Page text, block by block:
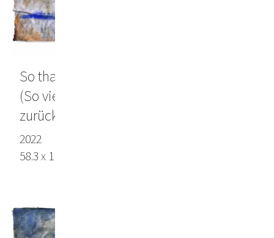
So that's how far we've already come?
(So viel Weg also haben wir schon
zurückgelegt?)
2022
58.3 x 110.6 in (148 x 281 cm), Lokta paper